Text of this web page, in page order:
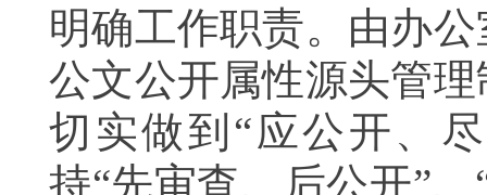
明确工作职责。由办
公文公开属性源头管
切实做到“应公开、
持“先审查、后公开”